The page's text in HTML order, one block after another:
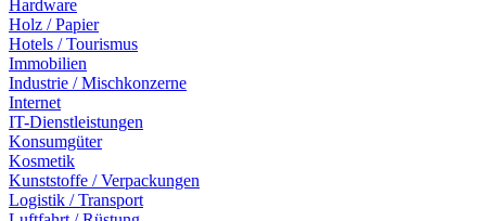
Hardware
Holz / Papier
Hotels / Tourismus
Immobilien
Industrie / Mischkonzerne
Internet
IT-Dienstleistungen
Konsumgüter
Kosmetik
Kunststoffe / Verpackungen
Logistik / Transport